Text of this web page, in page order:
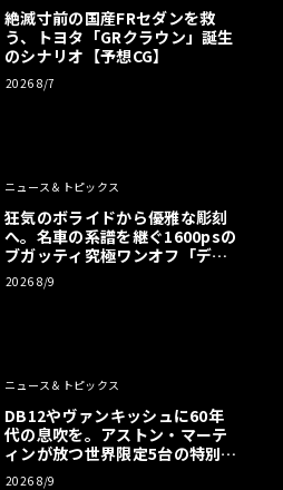
絶滅寸前の国産FRセダンを救
う、トヨタ「GRクラウン」誕生
のシナリオ【予想CG】
2026 8/7
ニュース＆トピックス
狂気のボライドから優雅な彫刻
へ。名車の系譜を継ぐ1600psの
ブガッティ究極ワンオフ「デス
トリエ」
2026 8/9
ニュース＆トピックス
DB12やヴァンキッシュに60年
代の息吹を。アストン・マーテ
ィンが放つ世界限定5台の特別コ
レクション
2026 8/9